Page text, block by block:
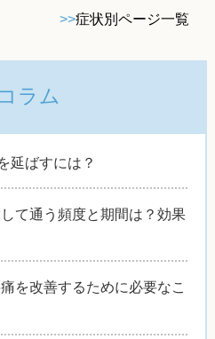
>>症状別ページ一覧
コラム
延ばすには？
て通う頻度と期間は？効果
を改善するために必要なこ